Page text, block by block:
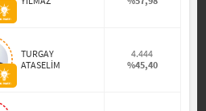
TURGAY
ATASELİM
4.444
%45,40